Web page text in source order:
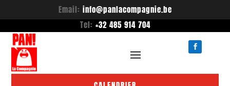
Email: info@panlacompagnie.be
Tel: +32 485 914 704